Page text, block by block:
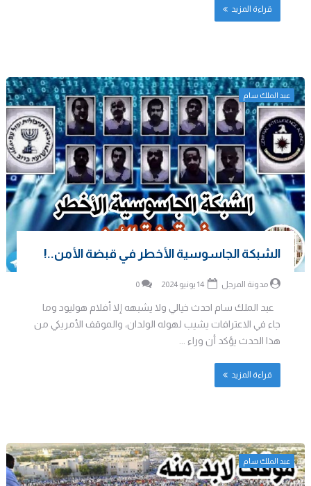
قراءة المزيد
عبد الملك سام
الشبكة الجاسوسية الأخطر في قبضة الأمن..!
مدونة المرجل 0
عبد الملك سام احدث خيالي ولا يشبهه إلا أفلام هوليود وما
جاء في الاعترافات يشيب لهوله الولدان، والموقف الأمريكي من
هذا الحدث يؤكد أن وراء ...
قراءة المزيد
عبد الملك سام